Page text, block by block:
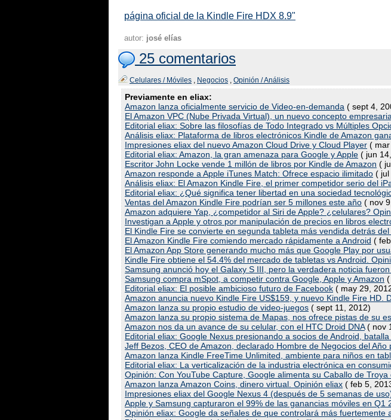
página oficial de la Kindle Fire HDX 8.9"
autor: josé elías
25 comentarios
Celulares / Móviles , Negocios , Opinión / Análisis
Previamente en eliax:
Amazon lanza oficialmente servicio de Video-en-demanda ( sept 4,
El Amazon VPC (Nube Privada Virtual), un nuevo concepto
Editorial eliax: Sobre las filosofías de Todo Integrado vs Múltiples
Análisis eliax: Plataforma de libros electrónicos Kindle de Amazon
Impresiones eliax del nuevo Amazon Cloud Drive y Cloud Player (
Editorial eliax: Amazon, la gran amenaza para Google y Apple ( jun
Escritor John Locke vende 1 millón de libros por Kindle de Amazon (
Amazon responde a Apple iTunes Match: Ofrece espacio ilimitado ( jul
Análisis eliax: El Amazon Kindle Fire, el primer competidor serio del
Editorial eliax: ¿Qué significa tener libertad en una sociedad
Ventas del Amazon Kindle Fire podrían ser 5 millones este año ( nov
Amazon adquiere Yap, ¿competidor al Siri de Apple? ¿celulares?
Investigan a Apple y otros por manipulación de precios en libros
El Kindle Fire se convierte en segunda tableta más vendida detrás del
El Amazon Kindle Fire comiendo mercado rápidamente a Android (
El Amazon App Store generando mucho más que Google Play por
Kindle Fire obtiene el 54.4% del mercado de tabletas vs Android.
Samsung anunció hoy el Galaxy S III, pero la verdadera noticia
Samsung compra mSpot, a competir contra Google, Apple y Amazon
Editorial eliax: El posible ambicioso futuro de Facebook ( may 29,
Amazon anuncia nuevo Kindle Fire US$159, y nuevo Kindle Fire HD.
Amazon lanza su propio estudio de video-juegos ( sept 11, 2012)
Amazon lanza su propio sistema de Mapas, nos ofrece pistas de su
Amazon nos da un avance de su celular, con el HTC Droid DNA( nov
Editorial eliax: Google Nexus presionando a socios de Android, batalla
Jeff Bezos, CEO de Amazon, declarado Hombre de Negocios del Año
Amazon lanza Kindle FreeTime Unlimited, ambiente para niños en
Editorial eliax: La verticalización de la industria electrónica en
Opinión: Con YouTube Capture, Google alimenta su Caballo de Troya
Amazon lanza Amazon Coins, dinero virtual. Opinión eliax ( feb 5,
Impresiones eliax del Google Nexus 4 (después de 5 semanas de
Apple y Samsung capturaron el 99% de las ganancias móviles en Q1
Opinión eliax: Google da señales de que controlará más fuertemente